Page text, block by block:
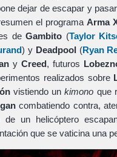
dejar de escapar y
el programa Arma
deGambito (Taylor
) y Deadpool (Ryan
yCreed, futuros
realizados sobre
vistiendo unkimono que
combatiendo contra,
de un helicóptero
que se vaticina una